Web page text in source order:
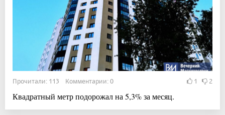
Прочитали: 113 Комментарии: 0 1 2
Квадратный метр подорожал на 5,3% за месяц.